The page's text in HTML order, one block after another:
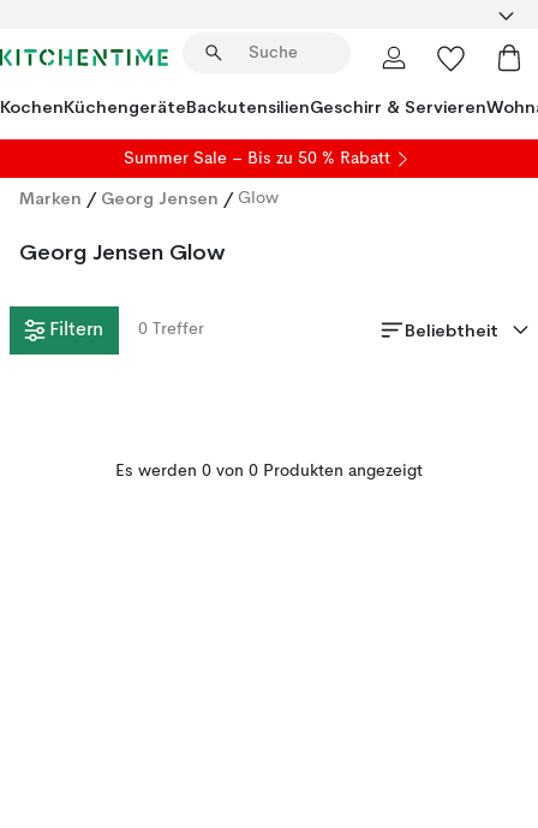
KochenKüchengeräteBackutensilienGeschirr & Servieren
Summer Sale – Bis zu 50 % Rabatt
Marken / Georg Jensen / Glow
Georg Jensen Glow
Filtern 0 Treffer Beliebtheit
Es werden 0 von 0 Produkten angezeigt